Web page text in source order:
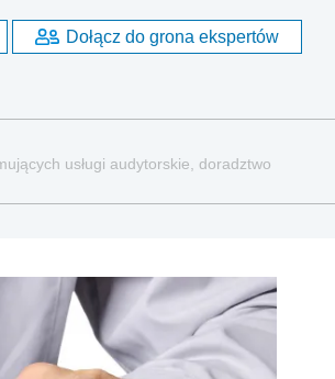
Dołącz do grona ekspertów
usługi audytorskie, doradztwo